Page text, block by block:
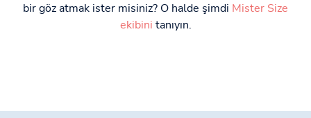
bir göz atmak ister misiniz? O halde şimdi Mister Size
ekibini tanıyın.